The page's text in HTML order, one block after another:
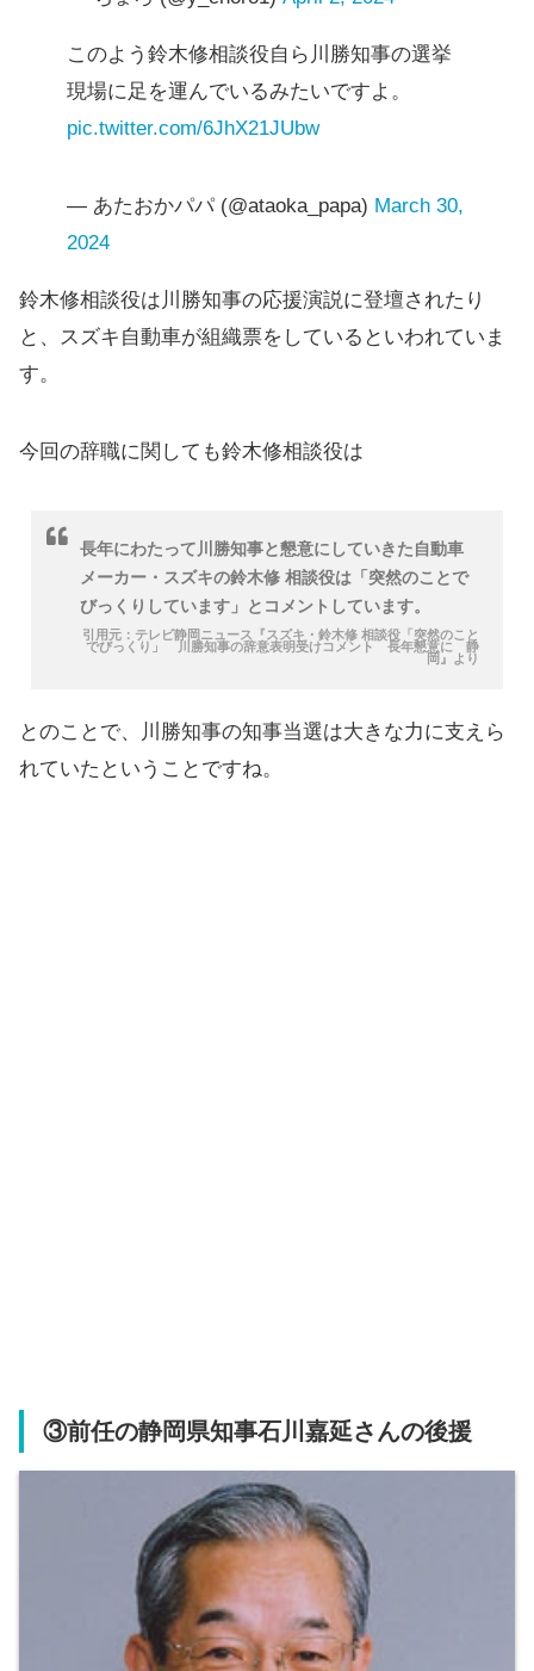
このよう鈴木修相談役自ら川勝知事の選挙
現場に足を運んでいるみたいですよ。
pic.twitter.com/6JhX21JUbw
— あたおかパパ (@ataoka_papa) March 30,
2024
鈴木修相談役は川勝知事の応援演説に登壇されたり
と、スズキ自動車が組織票をしているといわれていま
す。
今回の辞職に関しても鈴木修相談役は
長年にわたって川勝知事と懇意にしていきた自動車
メーカー・スズキの鈴木修 相談役は「突然のことで
びっくりしています」とコメントしています。
引用元：テレビ静岡ニュース『スズキ・鈴木修 相談役「突然のこと
でびっくり」 川勝知事の辞意表明受けコメント 長年懇意に 静
岡』より
とのことで、川勝知事の知事当選は大きな力に支えら
れていたということですね。
③前任の静岡県知事石川嘉延さんの後援